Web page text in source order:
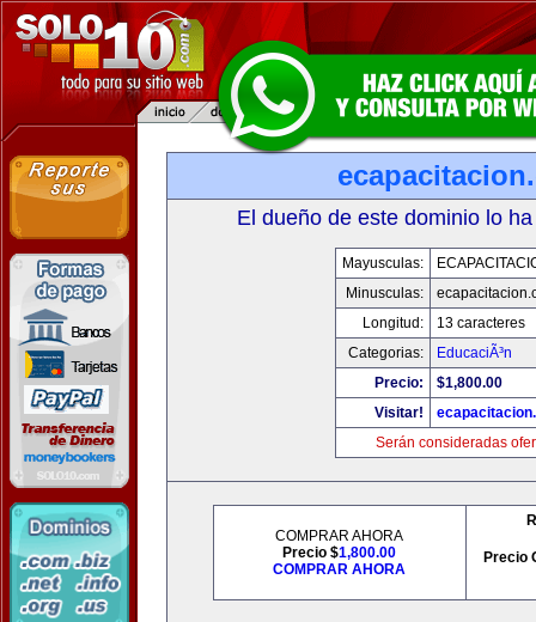
El dueño de este dominio lo
Mayusculas:
Minusculas:
Longitud:
13 caracteres
Categorias:
EducaciÃ³n
Precio:
$1,800.00
Visitar!
Serán consideradas
COMPRAR AHORA
Precio $1,800.00
COMPRAR AHORA
Precio